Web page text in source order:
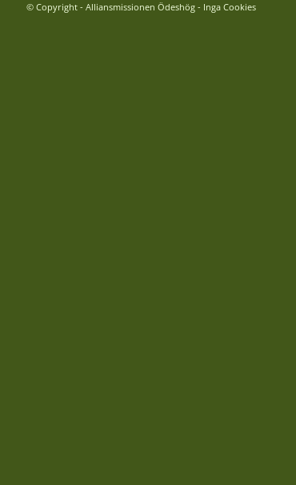
© Copyright - Alliansmissionen Ödeshög - Inga Cookies